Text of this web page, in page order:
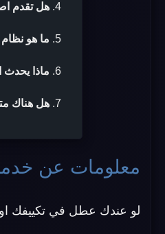
هل تقدم
ما هو
ماذا يحدث
هل هناك
معلومات عن
لو عندك عطل في تكييفك